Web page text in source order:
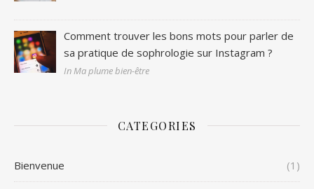
Comment trouver les bons mots pour parler de
sa pratique de sophrologie sur Instagram ?
In Ma plume bien-être
CATEGORIES
Bienvenue (1)